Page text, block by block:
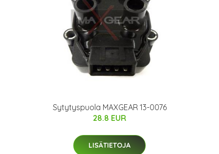
Sytytyspuola MAXGEAR 13-0076
28.8 EUR
LISÄTIETOJA